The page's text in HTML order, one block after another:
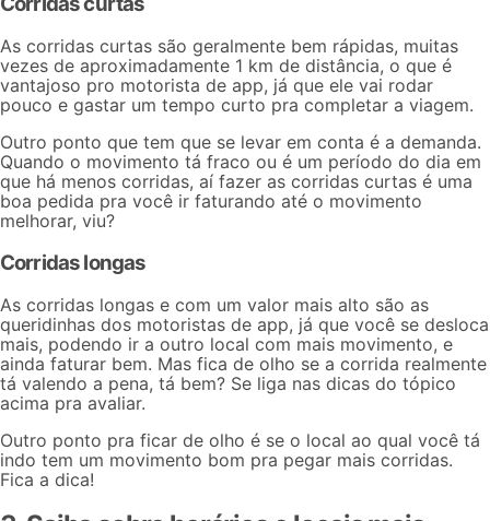
As corridas curtas são geralmente bem rápidas, muitas
vezes de aproximadamente 1 km de distância, o que é
vantajoso pro motorista de app, já que ele vai rodar
pouco e gastar um tempo curto pra completar a viagem.
Outro ponto que tem que se levar em conta é a demanda.
Quando o movimento tá fraco ou é um período do dia em
que há menos corridas, aí fazer as corridas curtas é uma
boa pedida pra você ir faturando até o movimento
melhorar, viu?
Corridas longas
As corridas longas e com um valor mais alto são as
queridinhas dos motoristas de app, já que você se desloca
mais, podendo ir a outro local com mais movimento, e
ainda faturar bem. Mas fica de olho se a corrida realmente
tá valendo a pena, tá bem? Se liga nas dicas do tópico
acima pra avaliar.
Outro ponto pra ficar de olho é se o local ao qual você tá
indo tem um movimento bom pra pegar mais corridas.
Fica a dica!